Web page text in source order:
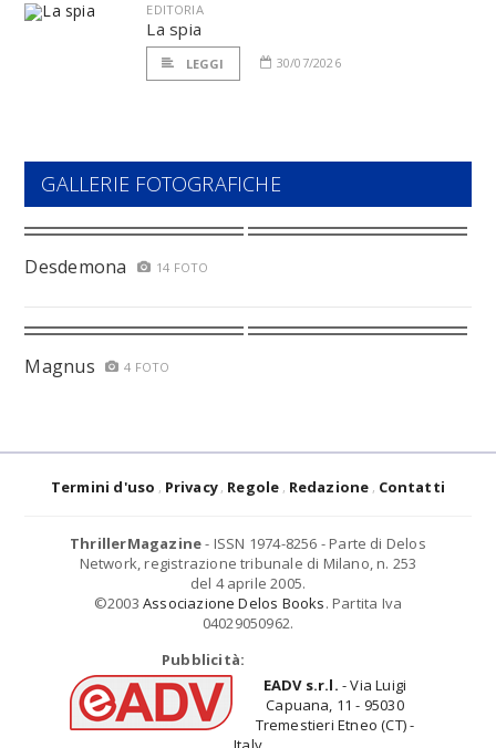
EDITORIA
La spia
LEGGI 30/07/2026
GALLERIE FOTOGRAFICHE
Desdemona 14 FOTO
Magnus 4 FOTO
Termini d'uso Privacy Regole Redazione Contatti
ThrillerMagazine- ISSN 1974-8256 - Parte di Delos
Network, registrazione tribunale di Milano, n. 253
del 4 aprile 2005.
©2003 Associazione Delos Books. Partita Iva
04029050962.
Pubblicità:
EADV s.r.l. - Via Luigi
Capuana, 11 - 95030
Tremestieri Etneo (CT) -